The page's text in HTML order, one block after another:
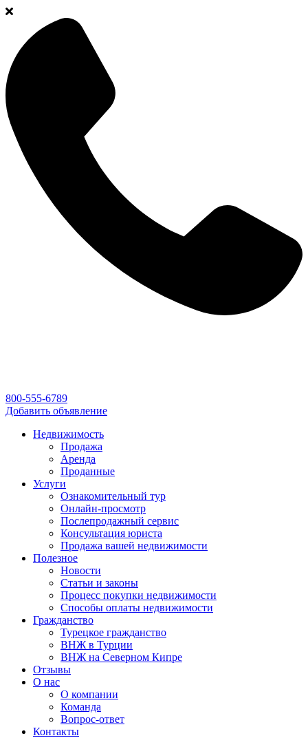
800-555-6789
Добавить объявление
Недвижимость
Продажа
Аренда
Проданные
Услуги
Ознакомительный тур
Онлайн-просмотр
Послепродажный сервис
Консультация юриста
Продажа вашей недвижимости
Полезное
Новости
Статьи и законы
Процесс покупки недвижимости
Способы оплаты недвижимости
Гражданство
Турецкое гражданство
ВНЖ в Турции
ВНЖ на Северном Кипре
Отзывы
О нас
О компании
Команда
Вопрос-ответ
Контакты